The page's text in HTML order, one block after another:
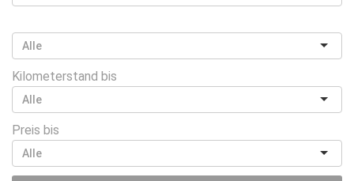
Kilometerstand bis
Preis bis